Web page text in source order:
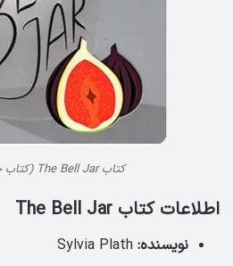
کتاب The Bell Jar (کتاب حباب شیشه)
اطلاعات کتاب The Bell Jar
نویسنده: